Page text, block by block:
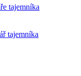
tajemníka
tajemníka